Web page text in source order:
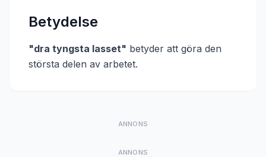
Betydelse
"dra tyngsta lasset" betyder att göra den
största delen av arbetet.
ANNONS
ANNONS